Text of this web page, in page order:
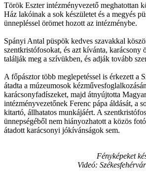
Török Eszter intézményvezető meghatottan
Ház lakóinak a sok készületet és a megyés
ünnepléssel örömet hozott az intézménybe.
Spányi Antal püspök kedves szavakkal
szentkristófosokat, és azt kívánta, karácsony
találják meg a szívükben, és adják tovább
A főpásztor több meglepetéssel is érkezett a
átadta a múzeumosok
karácsonyfadíszeket, majd átnyújtotta
intézményvezetőnek Ferenc pápa áldását, a
kitartó, állhatatos munkájáért. A
ünnepségéből nem hiányozhatott a közös
átadott karácsonyi jókívánságok sem.
Fényképeket
Videó: